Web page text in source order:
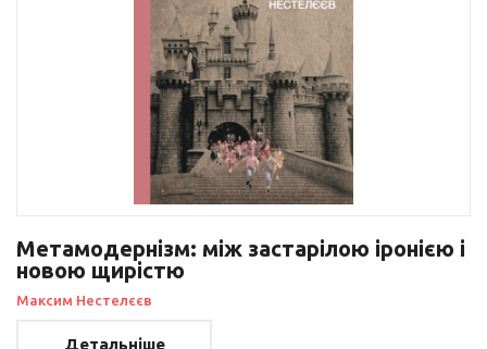
Метамодернізм: між застарілою іронією і
новою щирістю
Максим Нестелєєв
Детальніше